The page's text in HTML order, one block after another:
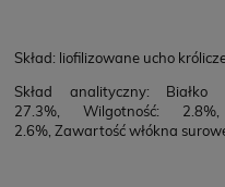
Skład: liofilizowane ucho
Skład analityczny: Białko
27.3%, Wilgotność:
2.6%, Zawartość włókna